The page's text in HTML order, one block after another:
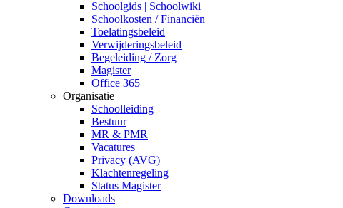
Schoolgids | Schoolwiki
Schoolkosten / Financiën
Toelatingsbeleid
Verwijderingsbeleid
Begeleiding / Zorg
Magister
Office 365
Organisatie
Schoolleiding
Bestuur
MR & PMR
Vacatures
Privacy (AVG)
Klachtenregeling
Status Magister
Downloads